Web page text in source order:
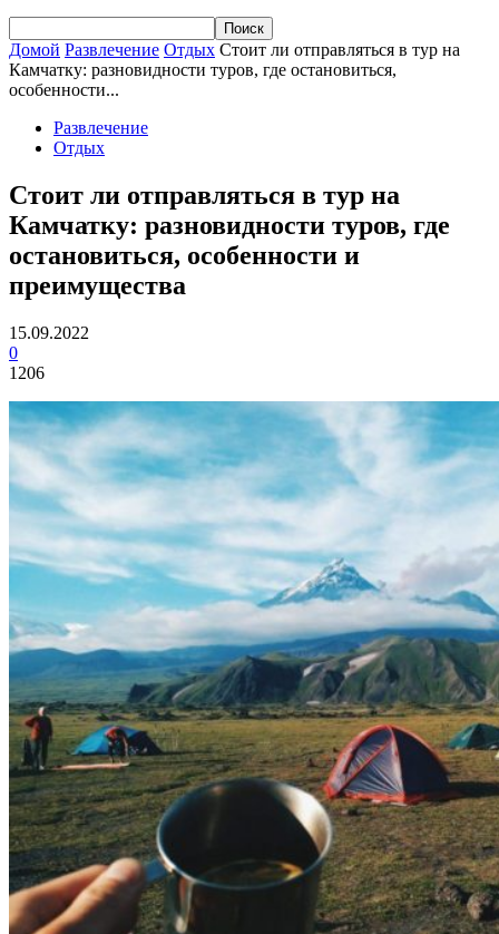
Домой Развлечение Отдых Стоит ли отправляться в тур на
Камчатку: разновидности туров, где остановиться,
особенности...
Развлечение
Отдых
Стоит ли отправляться в тур на
Камчатку: разновидности туров, где
остановиться, особенности и
преимущества
15.09.2022
0
1206